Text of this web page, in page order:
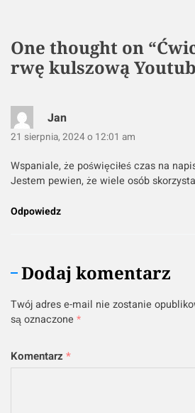
One thought on “
rwę kulszową
Jan
21 sierpnia, 2024 o 12:01 am
Wspaniale, że poświęciłeś czas na
Jestem pewien, że wiele osób
Odpowiedz
Dodaj komentarz
Twój adres e-mail nie zostanie
są oznaczone *
Komentarz *